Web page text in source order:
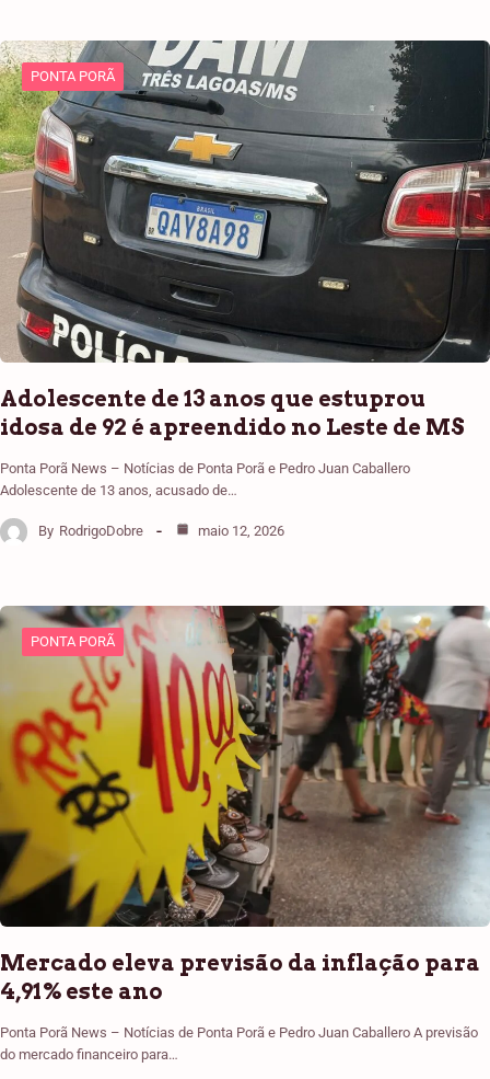
PONTA PORÃ
Adolescente de 13 anos que estuprou
idosa de 92 é apreendido no Leste de MS
Ponta Porã News – Notícias de Ponta Porã e Pedro Juan Caballero
Adolescente de 13 anos, acusado de…
By RodrigoDobre maio 12, 2026
PONTA PORÃ
Mercado eleva previsão da inflação para
4,91% este ano
Ponta Porã News – Notícias de Ponta Porã e Pedro Juan Caballero A previsão
do mercado financeiro para…